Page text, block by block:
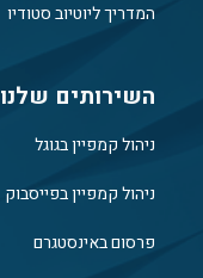
המדריך ליוטיוב סטודיו
השירותים שלנו
ניהול קמפיין בגוגל
ניהול קמפיין בפייסבוק
פרסום באינסטגרם